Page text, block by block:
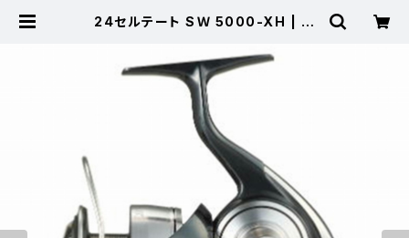
24セルテート SＷ 5000-XH | 東